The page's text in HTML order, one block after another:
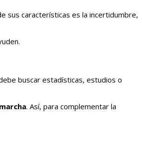
sus características es la incertidumbre,
buscar estadísticas, estudios o
. Así, para complementar la